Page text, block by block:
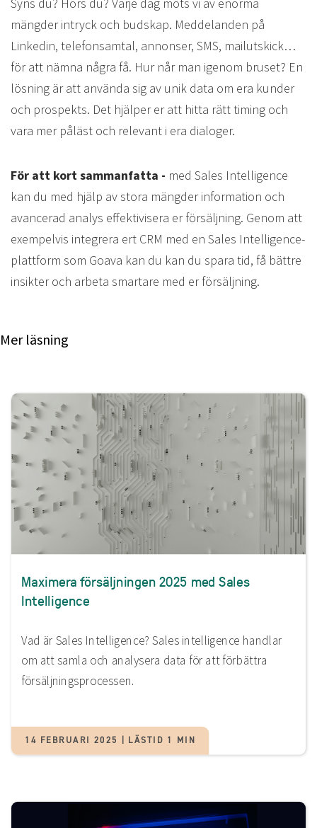
Syns du? Hörs du? Varje dag möts vi av enorma
mängder intryck och budskap. Meddelanden på
Linkedin, telefonsamtal, annonser, SMS, mailutskick…
för att nämna några få. Hur når man igenom bruset? En
lösning är att använda sig av unik data om era kunder
och prospekts. Det hjälper er att hitta rätt timing och
vara mer påläst och relevant i era dialoger.
För att kort sammanfatta - med Sales Intelligence
kan du med hjälp av stora mängder information och
avancerad analys effektivisera er försäljning. Genom att
exempelvis integrera ert CRM med en Sales Intelligence-
plattform som Goava kan du kan du spara tid, få bättre
insikter och arbeta smartare med er försäljning.
Mer läsning
Maximera försäljningen 2025 med Sales
Intelligence
Vad är Sales Intelligence? Sales intelligence handlar
om att samla och analysera data för att förbättra
försäljningsprocessen.
14 FEBRUARI 2025 | LÄSTID 1 MIN